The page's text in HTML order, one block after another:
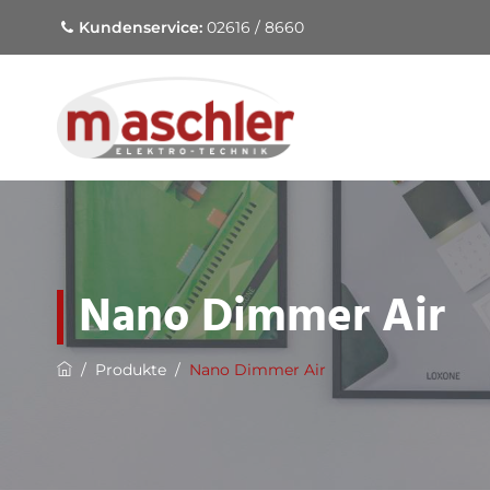
Kundenservice: 02616 / 8660
Nano Dimmer Air
/ Produkte / Nano Dimmer Air